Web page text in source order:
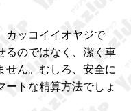
カッコイイオヤジで
るのではなく、潔く車
せん。むしろ、安全に
ートな精算方法でしょ